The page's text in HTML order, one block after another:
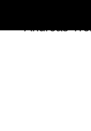
Andreas